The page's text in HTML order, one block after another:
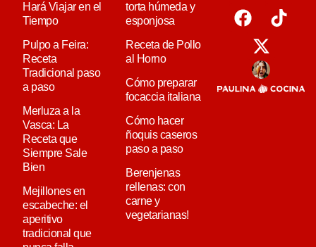
Hará Viajar en el
Tiempo
Pulpo a Feira:
Receta
Tradicional paso
a paso
Merluza a la
Vasca: La
Receta que
Siempre Sale
Bien
Mejillones en
escabeche: el
aperitivo
tradicional que
torta húmeda y
esponjosa
Receta de Pollo
al Horno
Cómo preparar
focaccia italiana
Cómo hacer
ñoquis caseros
paso a paso
Berenjenas
rellenas: con
carne y
vegetarianas!